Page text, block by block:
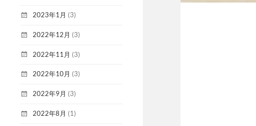
2023年1月 (3)
2022年12月 (3)
2022年11月 (3)
2022年10月 (3)
2022年9月 (3)
2022年8月 (1)